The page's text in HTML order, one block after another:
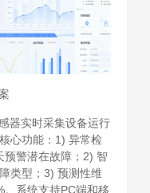
器实时采集设备运行
心功能：1) 异常检
预警潜在故障；2) 智
类型；3) 预测性维
系统支持PC端和移